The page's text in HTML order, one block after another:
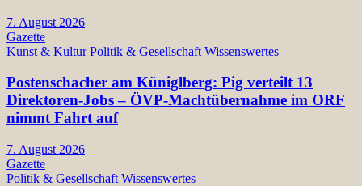
7. August 2026
Gazette
Kunst & Kultur Politik & Gesellschaft Wissenswertes
Postenschacher am Küniglberg: Pig verteilt 13
Direktoren-Jobs – ÖVP-Machtübernahme im ORF
nimmt Fahrt auf
7. August 2026
Gazette
Politik & Gesellschaft Wissenswertes